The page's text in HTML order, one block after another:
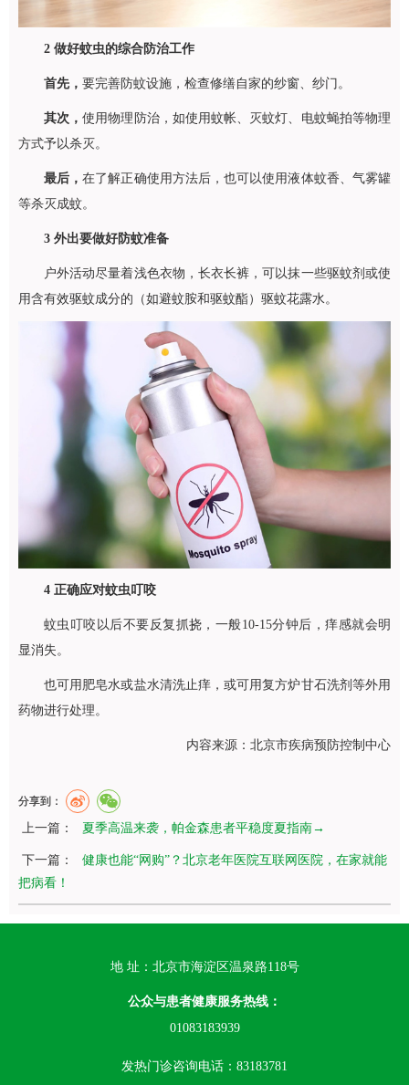
2 做好蚊虫的综合防治工作
首先， 要完善防蚊设施，检查修缮自家的纱窗、纱门。
其次，使用物理防治，如使用蚊帐、灭蚊灯、电蚊蝇拍等物理
方式予以杀灭。
最后，在了解正确使用方法后，也可以使用液体蚊香、气雾罐
等杀灭成蚊。
3 外出要做好防蚊准备
户外活动尽量着浅色衣物，长衣长裤，可以抹一些驱蚊剂或使
用含有效驱蚊成分的（如避蚊胺和驱蚊酯）驱蚊花露水。
4 正确应对蚊虫叮咬
蚊虫叮咬以后不要反复抓挠，一般10-15分钟后，痒感就会明
显消失。
也可用肥皂水或盐水清洗止痒，或可用复方炉甘石洗剂等外用
药物进行处理。
内容来源：北京市疾病预防控制中心
分享到：
上一篇： 夏季高温来袭，帕金森患者平稳度夏指南→
下一篇：
健康也能“网购”？北京老年医院互联网医院，在家就能
把病看！
地 址：北京市海淀区温泉路118号
公众与患者健康服务热线：
01083183939
发热门诊咨询电话：83183781